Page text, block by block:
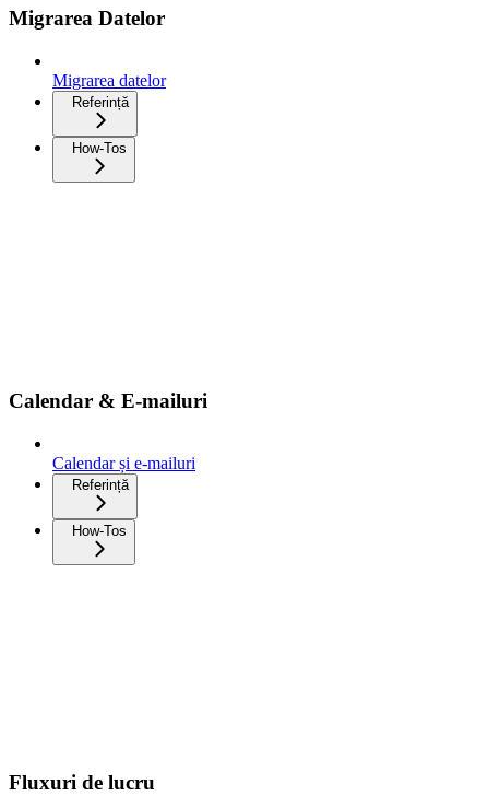
Migrarea Datelor
Migrarea datelor
Referință
How-Tos
Calendar & E-mailuri
Calendar și e-mailuri
Referință
How-Tos
Fluxuri de lucru